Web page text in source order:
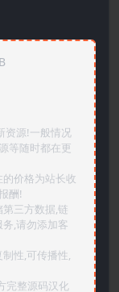
资源!一般情况
等随时都在更
价格为站长收
酬!
三方数据,链
,请勿添加客
性,可传播性,
完整源码汉化